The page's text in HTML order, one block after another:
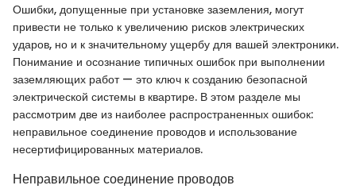
Ошибки, допущенные при установке заземления, могут
привести не только к увеличению рисков электрических
ударов, но и к значительному ущербу для вашей электроники.
Понимание и осознание типичных ошибок при выполнении
заземляющих работ — это ключ к созданию безопасной
электрической системы в квартире. В этом разделе мы
рассмотрим две из наиболее распространенных ошибок:
неправильное соединение проводов и использование
несертифицированных материалов.
Неправильное соединение проводов